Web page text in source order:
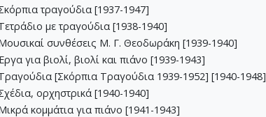
τραγούδια [1937-1947]
με τραγούδια [1938-1940]
συνθέσεις Μ. Γ. Θεοδωράκη [1939-1940]
για βιολί, βιoλί και πιάνο [1939-1943]
[Σκόρπια Τραγούδια 1939-1952] [1940-1948]
ορχηστρικά [1940-1940]
κομμάτια για πιάνο [1941-1943]